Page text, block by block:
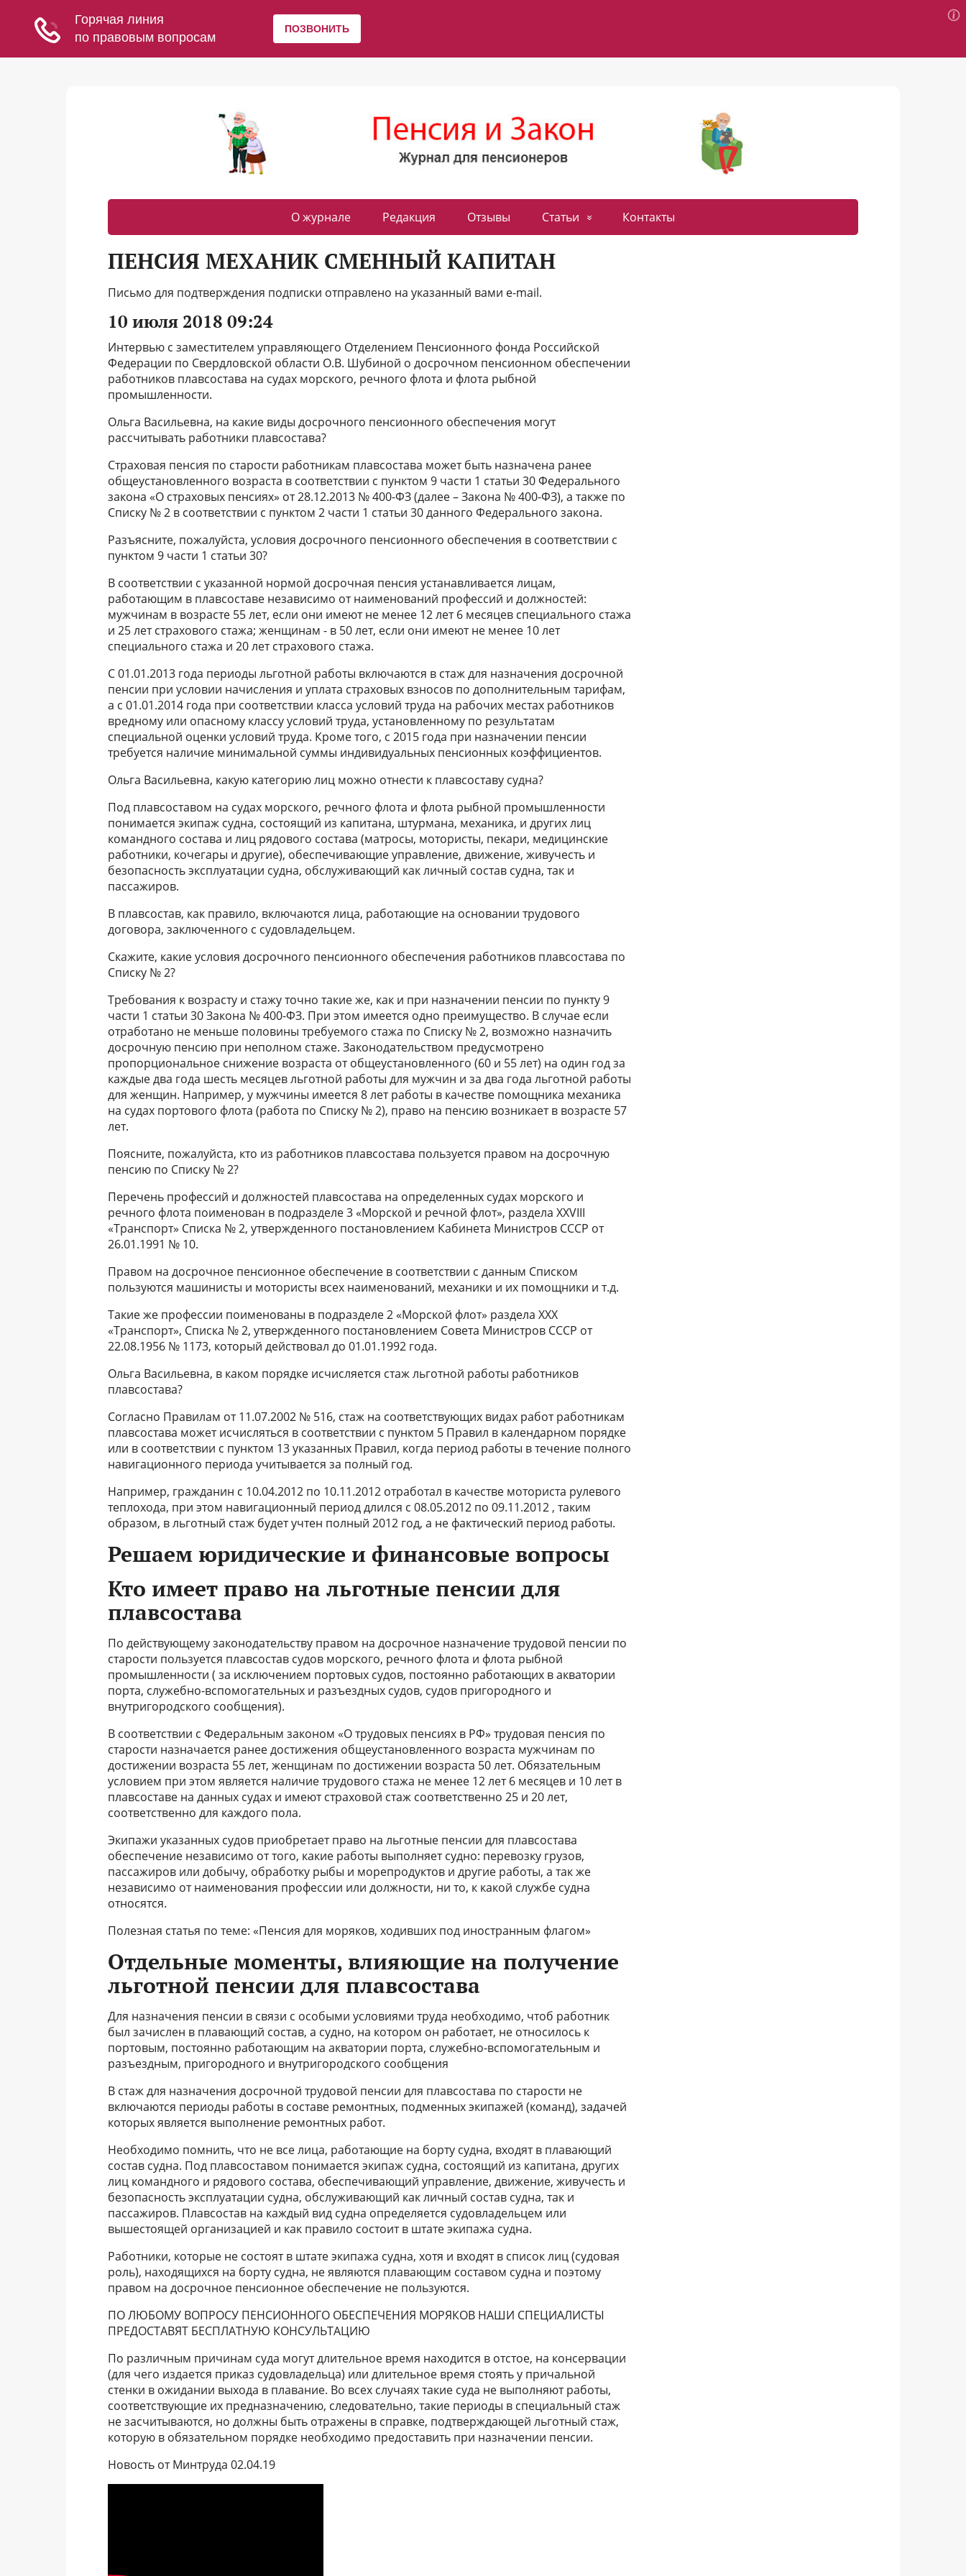
О журнале Редакция Отзывы Статьи Контакты
ПЕНСИЯ МЕХАНИК СМЕННЫЙ КАПИТАН
Письмо для подтверждения подписки отправлено на указанный вами e-mail.
10 июля 2018 09:24
Интервью c заместителем управляющего Отделением Пенсионного фонда Российской
Федерации по Свердловской области О.В. Шубиной о досрочном пенсионном обеспечении
работников плавсостава на судах морского, речного флота и флота рыбной
промышленности.
Ольга Васильевна, на какие виды досрочного пенсионного обеспечения могут
рассчитывать работники плавсостава?
Страховая пенсия по старости работникам плавсостава может быть назначена ранее
общеустановленного возраста в соответствии с пунктом 9 части 1 статьи 30 Федерального
закона «О страховых пенсиях» от 28.12.2013 № 400-ФЗ (далее – Закона № 400-ФЗ), а также по
Списку № 2 в соответствии с пунктом 2 части 1 статьи 30 данного Федерального закона.
Разъясните, пожалуйста, условия досрочного пенсионного обеспечения в соответствии с
пунктом 9 части 1 статьи 30?
В соответствии с указанной нормой досрочная пенсия устанавливается лицам,
работающим в плавсоставе независимо от наименований профессий и должностей:
мужчинам в возрасте 55 лет, если они имеют не менее 12 лет 6 месяцев специального стажа
и 25 лет страхового стажа; женщинам - в 50 лет, если они имеют не менее 10 лет
специального стажа и 20 лет страхового стажа.
С 01.01.2013 года периоды льготной работы включаются в стаж для назначения досрочной
пенсии при условии начисления и уплата страховых взносов по дополнительным тарифам,
а с 01.01.2014 года при соответствии класса условий труда на рабочих местах работников
вредному или опасному классу условий труда, установленному по результатам
специальной оценки условий труда. Кроме того, с 2015 года при назначении пенсии
требуется наличие минимальной суммы индивидуальных пенсионных коэффициентов.
Ольга Васильевна, какую категорию лиц можно отнести к плавсоставу судна?
Под плавсоставом на судах морского, речного флота и флота рыбной промышленности
понимается экипаж судна, состоящий из капитана, штурмана, механика, и других лиц
командного состава и лиц рядового состава (матросы, мотористы, пекари, медицинские
работники, кочегары и другие), обеспечивающие управление, движение, живучесть и
безопасность эксплуатации судна, обслуживающий как личный состав судна, так и
пассажиров.
В плавсостав, как правило, включаются лица, работающие на основании трудового
договора, заключенного с судовладельцем.
Скажите, какие условия досрочного пенсионного обеспечения работников плавсостава по
Списку № 2?
Требования к возрасту и стажу точно такие же, как и при назначении пенсии по пункту 9
части 1 статьи 30 Закона № 400-ФЗ. При этом имеется одно преимущество. В случае если
отработано не меньше половины требуемого стажа по Списку № 2, возможно назначить
досрочную пенсию при неполном стаже. Законодательством предусмотрено
пропорциональное снижение возраста от общеустановленного (60 и 55 лет) на один год за
каждые два года шесть месяцев льготной работы для мужчин и за два года льготной работы
для женщин. Например, у мужчины имеется 8 лет работы в качестве помощника механика
на судах портового флота (работа по Списку № 2), право на пенсию возникает в возрасте 57
лет.
Поясните, пожалуйста, кто из работников плавсостава пользуется правом на досрочную
пенсию по Списку № 2?
Перечень профессий и должностей плавсостава на определенных судах морского и
речного флота поименован в подразделе 3 «Морской и речной флот», раздела XXVIII
«Транспорт» Списка № 2, утвержденного постановлением Кабинета Министров СССР от
26.01.1991 № 10.
Правом на досрочное пенсионное обеспечение в соответствии с данным Списком
пользуются машинисты и мотористы всех наименований, механики и их помощники и т.д.
Такие же профессии поименованы в подразделе 2 «Морской флот» раздела XXX
«Транспорт», Списка № 2, утвержденного постановлением Совета Министров СССР от
22.08.1956 № 1173, который действовал до 01.01.1992 года.
Ольга Васильевна, в каком порядке исчисляется стаж льготной работы работников
плавсостава?
Согласно Правилам от 11.07.2002 № 516, стаж на соответствующих видах работ работникам
плавсостава может исчисляться в соответствии с пунктом 5 Правил в календарном порядке
или в соответствии с пунктом 13 указанных Правил, когда период работы в течение полного
навигационного периода учитывается за полный год.
Например, гражданин с 10.04.2012 по 10.11.2012 отработал в качестве моториста рулевого
теплохода, при этом навигационный период длился с 08.05.2012 по 09.11.2012 , таким
образом, в льготный стаж будет учтен полный 2012 год, а не фактический период работы.
Решаем юридические и финансовые вопросы
Кто имеет право на льготные пенсии для
плавсостава
По действующему законодательству правом на досрочное назначение трудовой пенсии по
старости пользуется плавсостав судов морского, речного флота и флота рыбной
промышленности ( за исключением портовых судов, постоянно работающих в акватории
порта, служебно-вспомогательных и разъездных судов, судов пригородного и
внутригородского сообщения).
В соответствии с Федеральным законом «О трудовых пенсиях в РФ» трудовая пенсия по
старости назначается ранее достижения общеустановленного возраста мужчинам по
достижении возраста 55 лет, женщинам по достижении возраста 50 лет. Обязательным
условием при этом является наличие трудового стажа не менее 12 лет 6 месяцев и 10 лет в
плавсоставе на данных судах и имеют страховой стаж соответственно 25 и 20 лет,
соответственно для каждого пола.
Экипажи указанных судов приобретает право на льготные пенсии для плавсостава
обеспечение независимо от того, какие работы выполняет судно: перевозку грузов,
пассажиров или добычу, обработку рыбы и морепродуктов и другие работы, а так же
независимо от наименования профессии или должности, ни то, к какой службе судна
относятся.
Полезная статья по теме: «Пенсия для моряков, ходивших под иностранным флагом»
Отдельные моменты, влияющие на получение
льготной пенсии для плавсостава
Для назначения пенсии в связи с особыми условиями труда необходимо, чтоб работник
был зачислен в плавающий состав, а судно, на котором он работает, не относилось к
портовым, постоянно работающим на акватории порта, служебно-вспомогательным и
разъездным, пригородного и внутригородского сообщения
В стаж для назначения досрочной трудовой пен­сии для плавсостава по старости не
включаются периоды работы в составе ремонтных, подменных экипажей (команд), задачей
которых является выполнение ремонтных работ.
Необходимо помнить, что не все лица, работающие на борту судна, входят в плавающий
состав судна. Под плавсоставом понимается экипаж судна, состоящий из капитана, других
лиц командного и рядового состава, обеспечивающий управление, движение, живучесть и
безопасность эксплуатации судна, обслуживающий как личный состав судна, так и
пассажиров. Плавсостав на каждый вид судна определяется судовладельцем или
вышестоящей организацией и как правило состоит в штате экипажа судна.
Работники, которые не состоят в штате экипажа судна, хотя и входят в список лиц (судовая
роль), находящихся на борту судна, не являются плавающим составом судна и поэтому
правом на досрочное пенсионное обеспечение не пользуются.
ПО ЛЮБОМУ ВОПРОСУ ПЕНСИОННОГО ОБЕСПЕЧЕНИЯ МОРЯКОВ НАШИ СПЕЦИАЛИСТЫ
ПРЕДОСТАВЯТ БЕСПЛАТНУЮ КОНСУЛЬТАЦИЮ
По различным причинам суда могут длительное время находится в отстое, на консервации
(для чего издается приказ судовладельца) или длительное время стоять у причальной
стенки в ожидании выхода в плавание. Во всех случаях такие суда не выполняют работы,
соответствующие их предназначению, следовательно, такие периоды в специальный стаж
не засчитываются, но должны быть отражены в справке, подтверждающей льготный стаж,
которую в обязательном порядке необходимо предоставить при назначении пенсии.
Новость от Минтруда 02.04.19